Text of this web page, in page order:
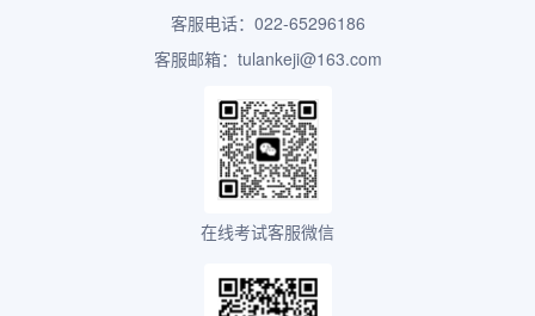
客服电话：022-65296186
客服邮箱：tulankeji@163.com
在线考试客服微信